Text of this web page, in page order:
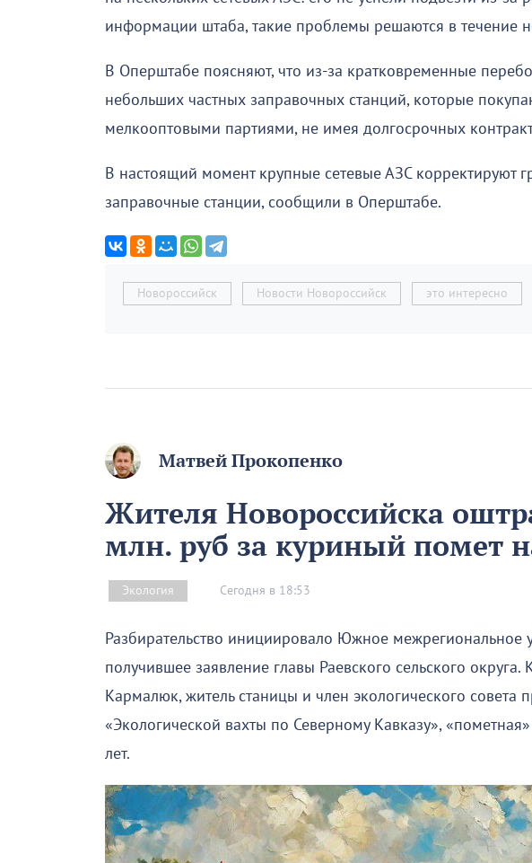
информации штаба, такие проблемы решаются в течение
В Оперштабе поясняют, что из-за кратковременные
небольших частных заправочных станций, которые
мелкооптовыми партиями, не имея долгосрочных
В настоящий момент крупные сетевые АЗС корректируют
заправочные станции, сообщили в Оперштабе.
Новороссийск Новости Новороссийск это интересно
Матвей Прокопенко
Жителя Новороссийска
млн. руб за куриный помет
Экология Сегодня в 18:53
Разбирательство инициировало Южное межрегиональное
получившее заявление главы Раевского сельского округа.
Кармалюк, житель станицы и член экологического совета
«Экологической вахты по Северному Кавказу»,
лет.